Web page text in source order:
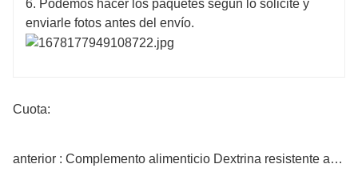
6. Podemos hacer los paquetes según lo solicite y
enviarle fotos antes del envío.
Cuota:
anterior : Complemento alimenticio Dextrina resistente al maíz orgánico en polvo